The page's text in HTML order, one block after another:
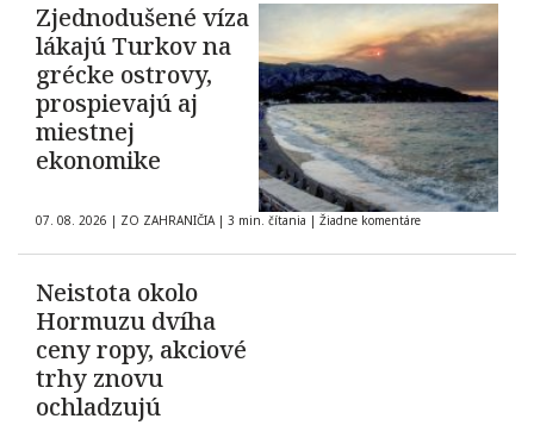
Zjednodušené víza
lákajú Turkov na
grécke ostrovy,
prospievajú aj
miestnej
ekonomike
07. 08. 2026 | ZO ZAHRANIČIA | 3 min. čítania | Žiadne komentáre
Neistota okolo
Hormuzu dvíha
ceny ropy, akciové
trhy znovu
ochladzujú